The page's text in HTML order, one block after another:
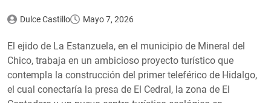
Dulce Castillo Mayo 7, 2026
El ejido de La Estanzuela, en el municipio de Mineral del
Chico, trabaja en un ambicioso proyecto turístico que
contempla la construcción del primer teleférico de Hidalgo,
el cual conectaría la presa de El Cedral, la zona de El